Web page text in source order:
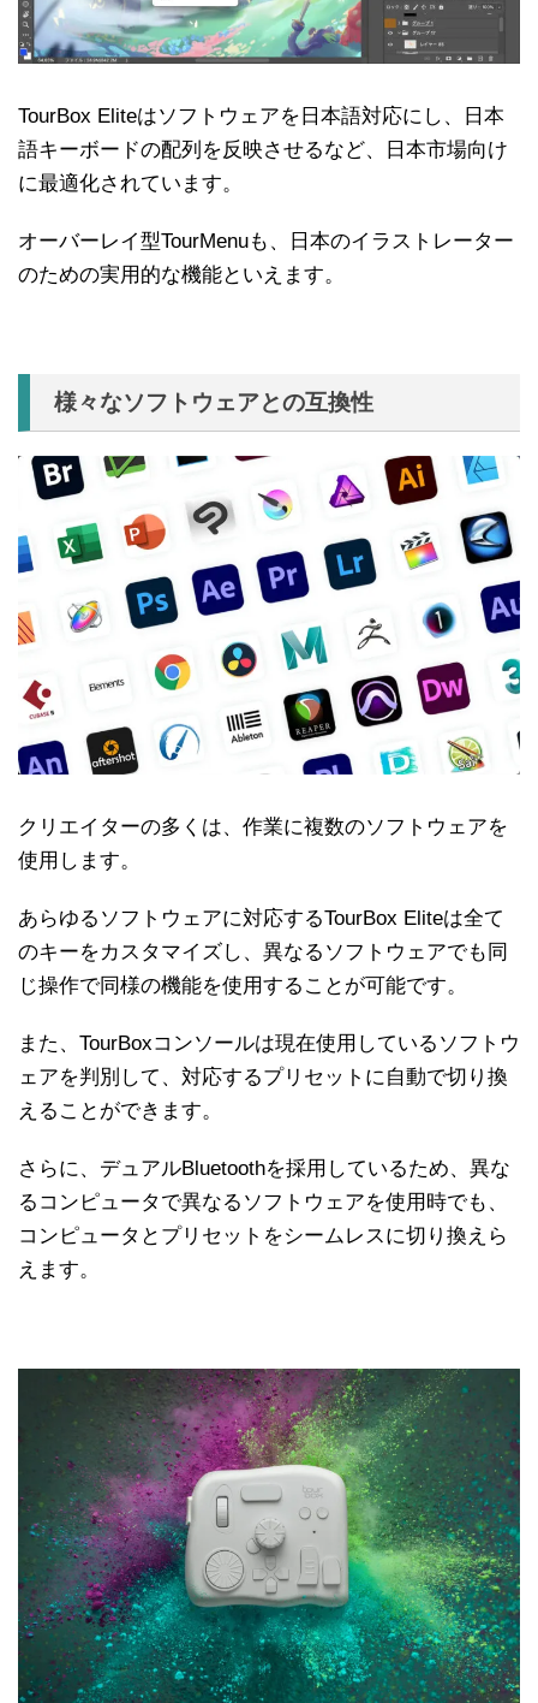
TourBox Eliteはソフトウェアを日本語対応にし、日本
語キーボードの配列を反映させるなど、日本市場向け
に最適化されています。
オーバーレイ型TourMenuも、日本のイラストレーター
のための実用的な機能といえます。
様々なソフトウェアとの互換性
クリエイターの多くは、作業に複数のソフトウェアを
使用します。
あらゆるソフトウェアに対応するTourBox Eliteは全て
のキーをカスタマイズし、異なるソフトウェアでも同
じ操作で同様の機能を使用することが可能です。
また、TourBoxコンソールは現在使用しているソフトウ
ェアを判別して、対応するプリセットに自動で切り換
えることができます。
さらに、デュアルBluetoothを採用しているため、異な
るコンピュータで異なるソフトウェアを使用時でも、
コンピュータとプリセットをシームレスに切り換えら
えます。